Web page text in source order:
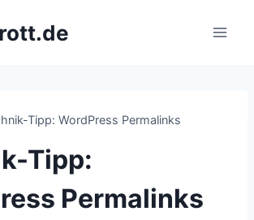
Tipp: WordPress Permalinks
Tipp:
Permalinks